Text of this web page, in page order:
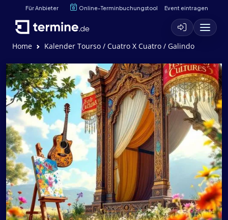
Für Anbieter Online-Terminbuchungstool Event eintragen
Home Kalender Tourso / Cuatro X Cuatro / Galindo